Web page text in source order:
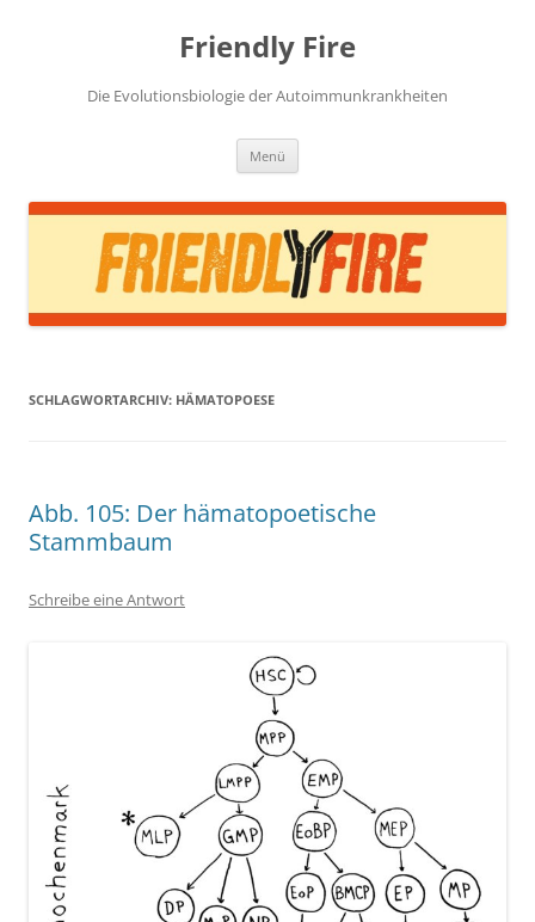
Friendly Fire
Die Evolutionsbiologie der Autoimmunkrankheiten
Menü
SCHLAGWORTARCHIV: HÄMATOPOESE
Abb. 105: Der hämatopoetische
Stammbaum
Schreibe eine Antwort